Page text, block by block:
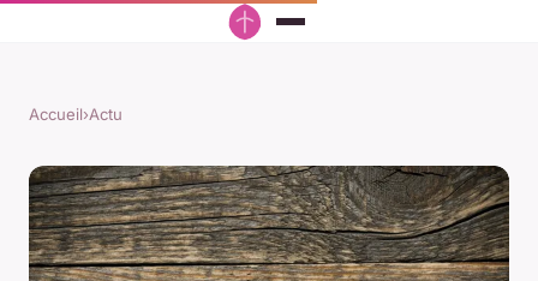
Accueil›Actu